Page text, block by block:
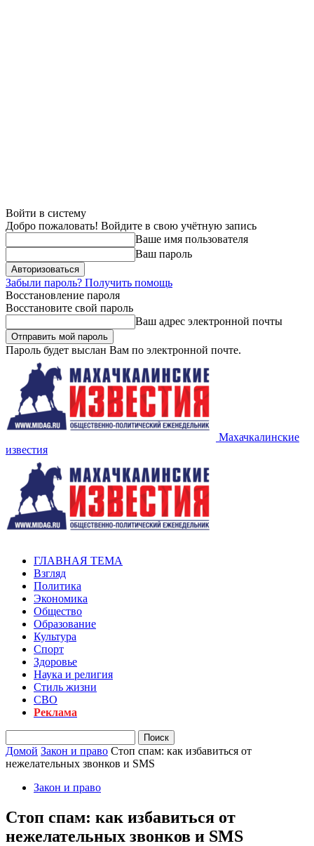
Войти в систему
Добро пожаловать! Войдите в свою учётную запись
Ваше имя пользователя
Ваш пароль
Забыли пароль? Получить помощь
Восстановление пароля
Восстановите свой пароль
Ваш адрес электронной почты
Пароль будет выслан Вам по электронной почте.
Махачкалинские
известия
ГЛАВНАЯ ТЕМА
Взгляд
Политика
Экономика
Общество
Образование
Культура
Спорт
Здоровье
Наука и религия
Стиль жизни
СВО
Реклама
Домой Закон и право Стоп спам: как избавиться от
нежелательных звонков и SMS
Закон и право
Стоп спам: как избавиться от
нежелательных звонков и SMS